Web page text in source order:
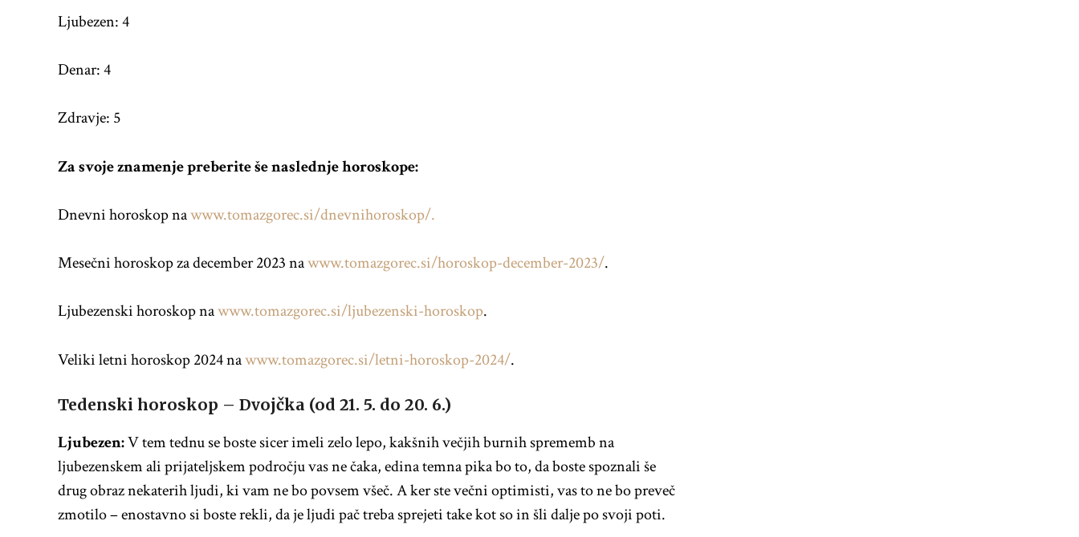
Ljubezen: 4
Denar: 4
Zdravje: 5
Za svoje znamenje preberite še naslednje horoskope:
Dnevni horoskop nawww.tomazgorec.si/dnevnihoroskop/.
Mesečni horoskop za december 2023 nawww.tomazgorec.si/horoskop-december-2023/.
Ljubezenski horoskop nawww.tomazgorec.si/ljubezenski-horoskop.
Veliki letni horoskop 2024 nawww.tomazgorec.si/letni-horoskop-2024/.
Tedenski horoskop – Dvojčka (od 21. 5. do 20. 6.)
Ljubezen:V tem tednu se boste sicer imeli zelo lepo, kakšnih večjih burnih sprememb na
ljubezenskem ali prijateljskem področju vas ne čaka, edina temna pika bo to, da boste spoznali še
drug obraz nekaterih ljudi, ki vam ne bo povsem všeč. A ker ste večni optimisti, vas to ne bo preveč
zmotilo – enostavno si boste rekli, da je ljudi pač treba sprejeti take kot so in šli dalje po svoji poti.